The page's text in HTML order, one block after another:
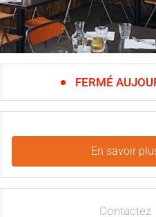
FERMÉ
En savoir
Contactez